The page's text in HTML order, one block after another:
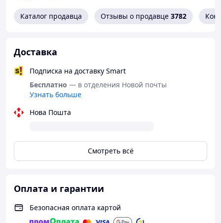
Каталог продавца Отзывы о продавце 3782
Доставка
Подписка на доставку Smart
Бесплатно — в отделения Новой почты
Узнать больше
Нова Пошта
Смотреть всё
Оплата и гарантии
Безопасная оплата картой